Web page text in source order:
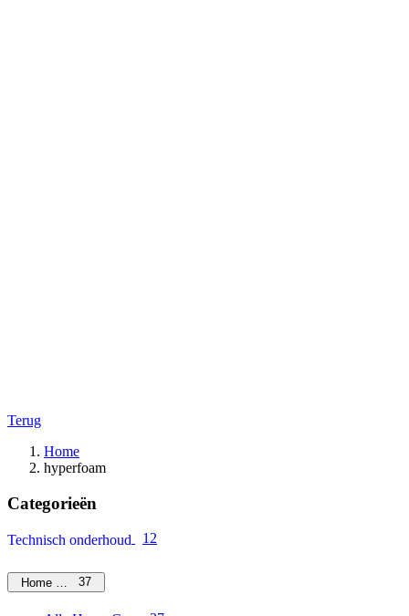
Terug
Home
hyperfoam
Categorieën
Technisch onderhoud 12
Home Care37